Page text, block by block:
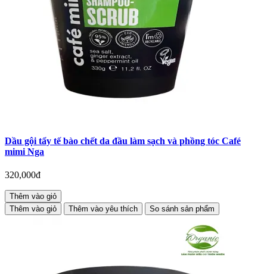
Dầu gội tẩy tế bào chết da đầu làm sạch và phồng tóc Café
mimi Nga
320,000đ
Thêm vào giỏ
Thêm vào giỏ
Thêm vào yêu thích So sánh sản phẩm